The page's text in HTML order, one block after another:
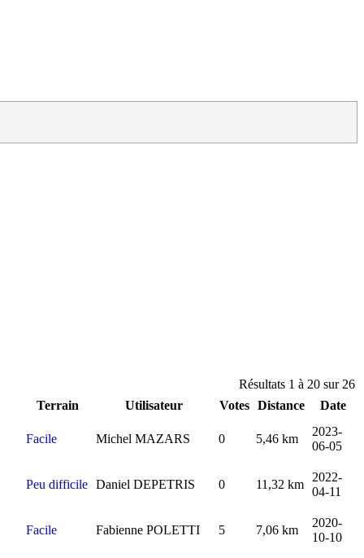
Résultats 1 à 20 sur 26
Terrain
Utilisateur Votes Distance Date
Facile Michel MAZARS 0 5,46 km
2023-
06-05
Peu difficile Daniel DEPETRIS 0 11,32 km
2022-
04-11
Facile Fabienne POLETTI 5 7,06 km
2020-
10-10